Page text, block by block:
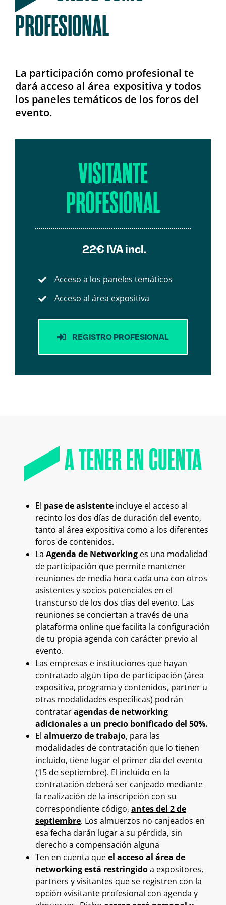
PROFESIONAL
La participación como profesional te
dará acceso al área expositiva y todos
los paneles temáticos de los foros del
evento.
VISITANTE
PROFESIONAL
22€ IVA incl.
Acceso a los paneles temáticos
Acceso al área expositiva
REGISTRO PROFESIONAL
A TENER EN CUENTA
El pase de asistente incluye el acceso al
recinto los dos días de duración del evento,
tanto al área expositiva como a los diferentes
foros de contenidos.
La Agenda de Networkinges una modalidad
de participación que permite mantener
reuniones de media hora cada una con otros
asistentes y socios potenciales en el
transcurso de los dos días del evento. Las
reuniones se conciertan a través de una
plataforma online que facilita la configuración
de tu propia agenda con carácter previo al
evento.
Las empresas e instituciones que hayan
contratado algún tipo de participación (área
expositiva, programa y contenidos, partner u
otras modalidades específicas) podrán
contrataragendas de networking
adicionales a un precio bonificado del 50%.
El almuerzo de trabajo, para las
modalidades de contratación que lo tienen
incluido, tiene lugar el primer día del evento
(15 de septiembre). El incluido en la
contratación deberá ser canjeado mediante
la realización de la inscripción con su
correspondiente código, antes del 2 de
septiembre. Los almuerzos no canjeados en
esa fecha darán lugar a su pérdida, sin
derecho a compensación alguna
Ten en cuenta queel acceso al área de
networking está restringidoa expositores,
partners y visitantes que se registren con la
opción «visitante profesional con agenda y